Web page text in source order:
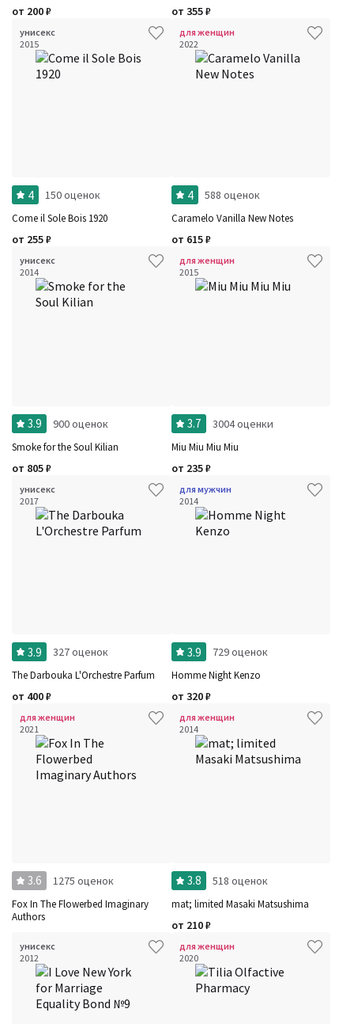
от 200₽ от 355₽
унисекс
2015
4 150 оценок
Come il Sole Bois 1920
от 255₽
для женщин
2022
4 588 оценок
Caramelo Vanilla New Notes
от 615₽
унисекс
2014
3.9 900 оценок
Smoke for the Soul Kilian
от 805₽
для женщин
2015
3.7 3004 оценки
Miu Miu Miu Miu
от 235₽
унисекс
2017
3.9 327 оценок
The Darbouka L'Orchestre Parfum
от 400₽
для мужчин
2014
3.9 729 оценок
Homme Night Kenzo
от 320₽
для женщин
2021
3.6 1275 оценок
Fox In The Flowerbed Imaginary
Authors
для женщин
2014
3.8 518 оценок
mat; limited Masaki Matsushima
от 210₽
унисекс
2012
для женщин
2020